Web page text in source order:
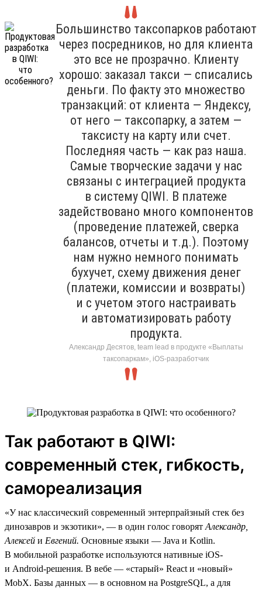
Большинство таксопарков работают
через посредников, но для клиента
это все не прозрачно. Клиенту
хорошо: заказал такси — списались
деньги. По факту это множество
транзакций: от клиента — Яндексу,
от него — таксопарку, а затем —
таксисту на карту или счет.
Последняя часть — как раз наша.
Самые творческие задачи у нас
связаны с интеграцией продукта
в систему QIWI. В платеже
задействовано много компонентов
(проведение платежей, сверка
балансов, отчеты и т.д.). Поэтому
нам нужно немного понимать
бухучет, схему движения денег
(платежи, комиссии и возвраты)
и с учетом этого настраивать
и автоматизировать работу
продукта.
Александр Десятов, team lead в продукте «Выплаты
таксопаркам», iOS-разработчик
Так работают в QIWI:
современный стек, гибкость,
самореализация
«У нас классический современный энтерпрайзный стек без
динозавров и экзотики», — в один голос говорят Александр,
Алексей и Евгений. Основные языки — Java и Kotlin.
В мобильной разработке используются нативные iOS-
и Android-решения. В вебе — «старый» React и «новый»
MobX. Базы данных — в основном на PostgreSQL, а для